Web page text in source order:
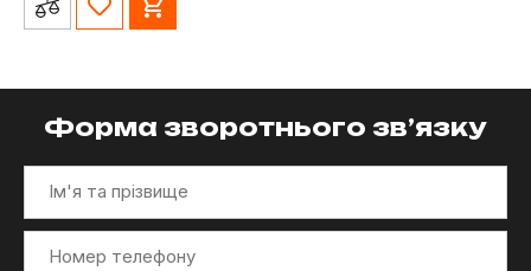
Форма зворотнього зв’язку